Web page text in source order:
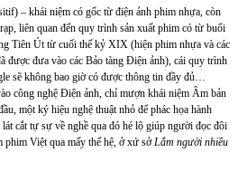
– khái niệm có gốc từ điện ảnh phim nhựa, còn
liên quan đến quy trình sản xuất phim có từ buổi
Tiên Út từ cuối thế kỷ XIX (hiện phim nhựa và các
được đưa vào các Bảo tàng Điện ảnh), cái quy trình
sẽ không bao giờ có được thông tin đầy đủ…
công nghệ Điện ảnh, chỉ mượn khái niệm Âm bản
một ký hiệu nghệ thuật nhỏ để phác họa hành
cắt tự sự về nghề qua đó hé lộ giúp người đọc đôi
Việt qua mấy thế hệ, ở xứ sởLắm người nhiều